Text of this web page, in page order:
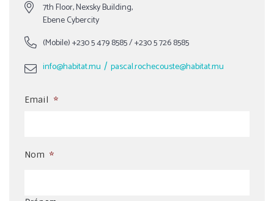
7th Floor, Nexsky Building,
Ebene Cybercity
(Mobile)+230 5 479 8585/+230 5 726 8585
info@habitat.mu / pascal.rochecouste@habitat.mu
Email *
Nom *